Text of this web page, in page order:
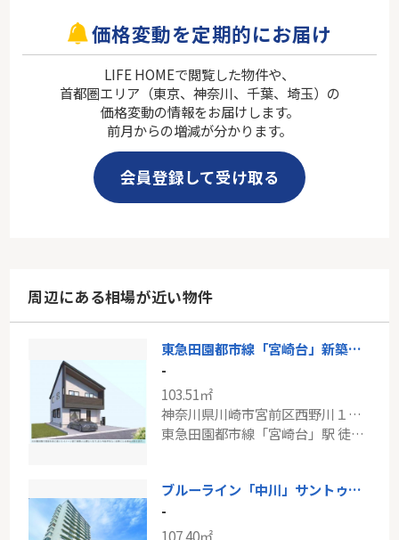
価格変動を定期的にお届け
LIFE HOMEで閲覧した物件や、
首都圏エリア（東京、神奈川、千葉、埼玉）の
価格変動の情報をお届けします。
前月からの増減が分かります。
会員登録して受け取る
周辺にある相場が近い物件
東急田園都市線「宮崎台」新築戸建て
-
103.51㎡
神奈川県川崎市宮前区西野川１丁目
東急田園都市線「宮崎台」駅 徒歩20分
ブルーライン「中川」サントゥール中川第9-1号棟
-
107.40㎡